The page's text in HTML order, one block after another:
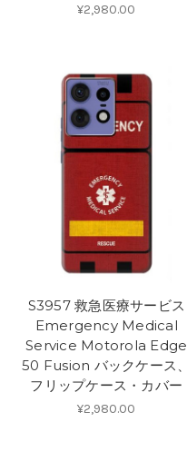
¥2,980.00
S3957 救急医療サービス
Emergency Medical
Service Motorola Edge
50 Fusion バックケース、
フリップケース・カバー
¥2,980.00